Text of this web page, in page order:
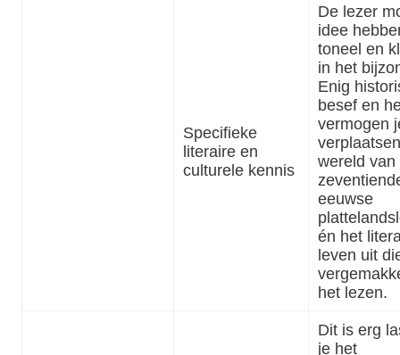
Specifieke
literaire en
culturele kennis
De lezer
idee
toneel en
in het
Enig
besef en
vermogen
wereld van
eeuwse
én het
leven uit
het lezen.
Dit is erg
je het